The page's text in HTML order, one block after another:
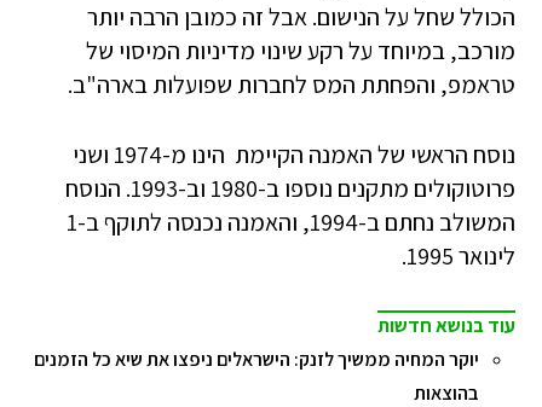
הכולל שחל על הנישום. אבל זה כמובן הרבה יותר
מורכב, במיוחד על רקע שינוי מדיניות המיסוי של
טראמפ, והפחתת המס לחברות שפועלות בארה"ב.
נוסח הראשי של האמנה הקיימת הינו מ-1974 ושני
פרוטוקולים מתקנים נוספו ב-1980 וב-1993. הנוסח
המשולב נחתם ב-1994, והאמנה נכנסה לתוקף ב-1
לינואר 1995.
עוד בנושא חדשות
יוקר המחיה ממשיך לזנק: הישראלים ניפצו את שיא כל הזמנים
בהוצאות